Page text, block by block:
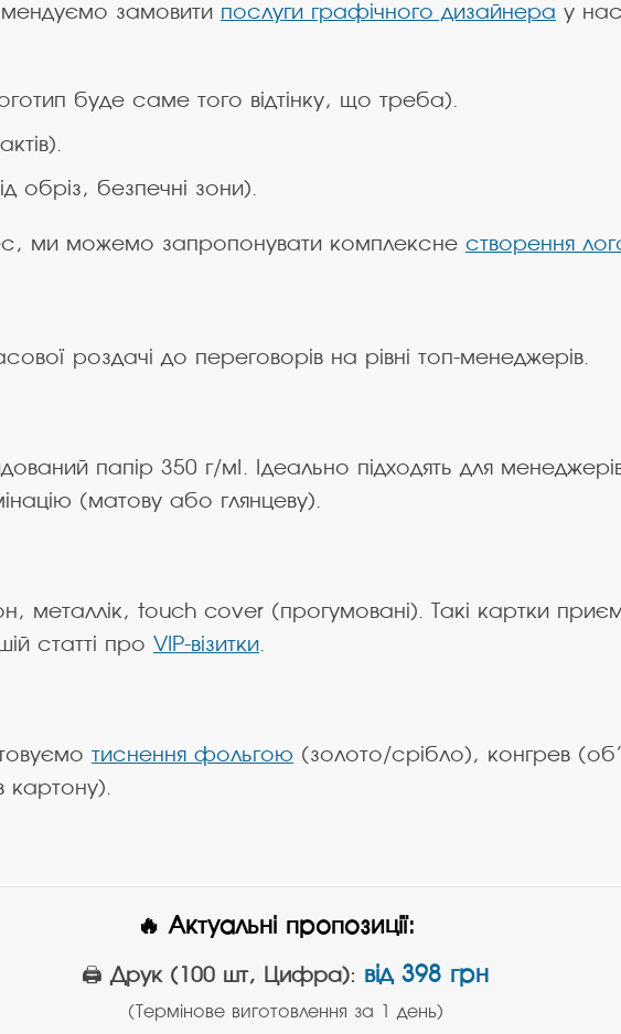
замовити послуги графічного дизайнера у
буде саме того відтінку, що треба).
обріз, безпечні зони).
ми можемо запропонувати комплексне створення
роздачі до переговорів на рівні топ-менеджерів.
папір 350 г/м². Ідеально підходять для
(матову або глянцеву).
металлік, touch cover (прогумовані). Такі картки
статті про VIP-візитки.
тиснення фольгою (золото/срібло), конгрев
картону).
🔥 Актуальні пропозиції:
🖨️Друк (100 шт, Цифра): від 398 грн
(Термінове виготовлення за 1 день)